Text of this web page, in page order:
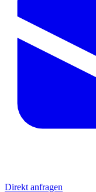
Direkt anfragen